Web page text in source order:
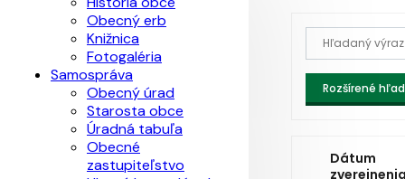
Rozšírené
Dátum
Obecný erb
Knižnica
Fotogaléria
Samospráva
Obecný úrad
Starosta obce
Úradná tabuľa
Obecné
zastupiteľstvo